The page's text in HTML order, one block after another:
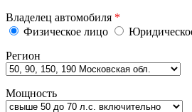
Владелец автомобиля *
Физическое лицо
Регион
Мощность